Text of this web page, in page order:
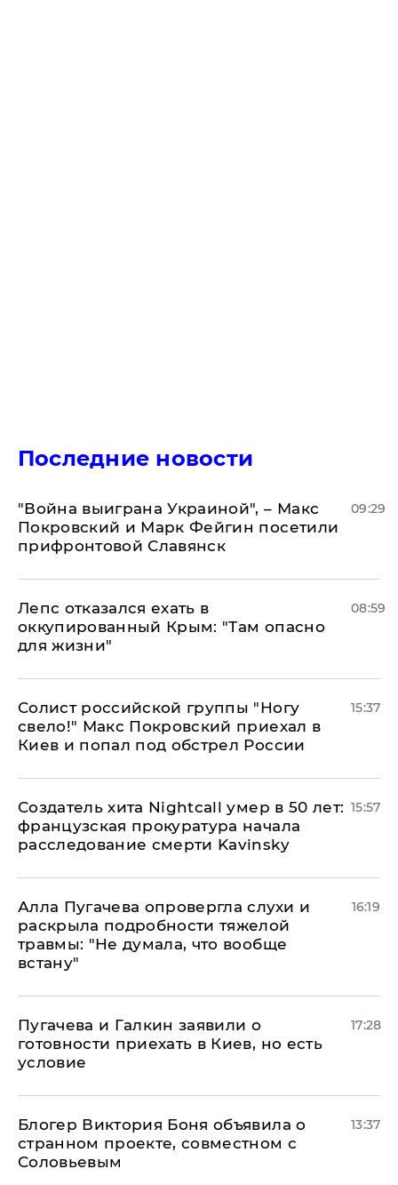
Последние новости
"Война выиграна Украиной", – Макс
Покровский и Марк Фейгин посетили
прифронтовой Славянск
09:29
Лепс отказался ехать в
оккупированный Крым: "Там опасно
для жизни"
08:59
Солист российской группы "Ногу
свело!" Макс Покровский приехал в
Киев и попал под обстрел России
15:37
Создатель хита Nightcall умер в 50 лет:
французская прокуратура начала
расследование смерти Kavinsky
15:57
Алла Пугачева опровергла слухи и
раскрыла подробности тяжелой
травмы: "Не думала, что вообще
встану"
16:19
Пугачева и Галкин заявили о
готовности приехать в Киев, но есть
условие
17:28
Блогер Виктория Боня объявила о
странном проекте, совместном с
Соловьевым
13:37